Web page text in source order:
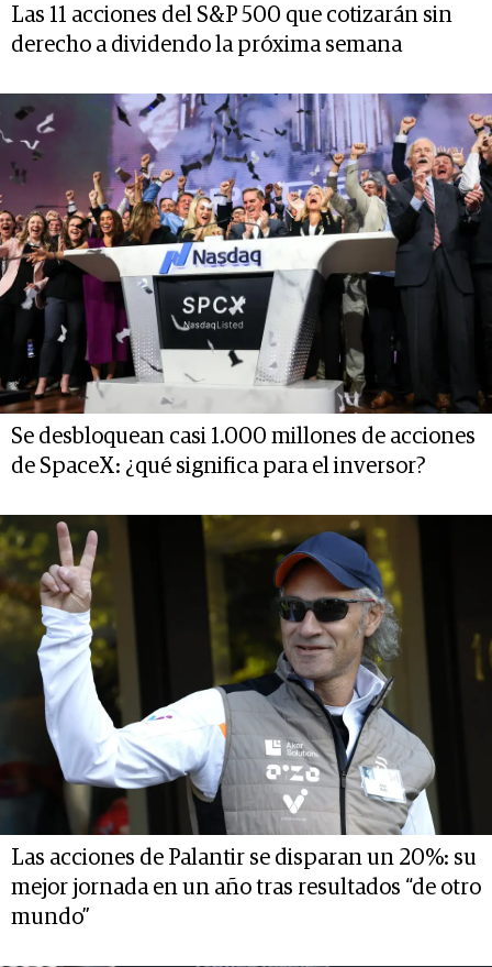
Las 11 acciones del S&P 500 que cotizarán sin
derecho a dividendo la próxima semana
Se desbloquean casi 1.000 millones de acciones
de SpaceX: ¿qué significa para el inversor?
Las acciones de Palantir se disparan un 20%: su
mejor jornada en un año tras resultados “de otro
mundo”